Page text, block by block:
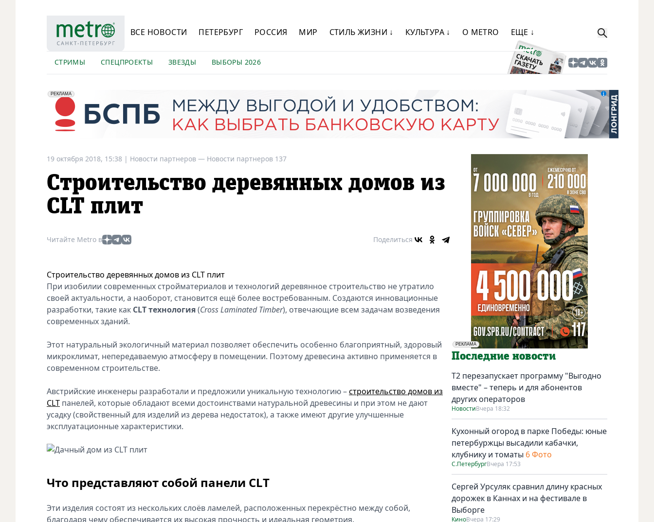
ВСЕ НОВОСТИ ПЕТЕРБУРГ РОССИЯ МИР СТИЛЬ ЖИЗНИ ↓ КУЛЬТУРА ↓ О METRO ЕЩЕ ↓
СТРИМЫ СПЕЦПРОЕКТЫ ЗВЕЗДЫ ВЫБОРЫ 2026
erid: 2VfnxyFybV5
РЕКЛАМА
ПАО "Банк "Санкт-Петербург", ИНН: 7831000027
19 октября 2018, 15:38 | Новости партнеров — Новости партнеров 137
Строительство деревянных домов из
CLT плит
Читайте Metro в Поделиться
Строительство деревянных домов из CLT плит
При изобилии современных стройматериалов и технологий деревянное строительство не утратило
своей актуальности, а наоборот, становится ещё более востребованным. Создаются инновационные
разработки, такие как CLT технология(Cross Laminated Timber), отвечающие всем задачам возведения
современных зданий.
Этот натуральный экологичный материал позволяет обеспечить особенно благоприятный, здоровый
микроклимат, непередаваемую атмосферу в помещении. Поэтому древесина активно применяется в
современном строительстве.
Австрийские инженеры разработали и предложили уникальную технологию –строительство домов из
CLT панелей, которые обладают всеми достоинствами натуральной древесины и при этом не дают
усадку (свойственный для изделий из дерева недостаток), а также имеют другие улучшенные
эксплуатационные характеристики.
Что представляют собой панели CLT
Эти изделия состоят из нескольких слоёв ламелей, расположенных перекрёстно между собой,
благодаря чему обеспечивается их высокая прочность и идеальная геометрия.
РЕКЛАМА
Социальная реклама
Последние новости
Т2 перезапускает программу "Выгодно
вместе" – теперь и для абонентов
других операторов
НовостиВчера 18:32
Кухонный огород в парке Победы: юные
петербуржцы высадили кабачки,
клубнику и томаты 6 Фото
С.ПетербургВчера 17:53
Сергей Урсуляк сравнил длину красных
дорожек в Каннах и на фестивале в
Выборге
КиноВчера 17:29